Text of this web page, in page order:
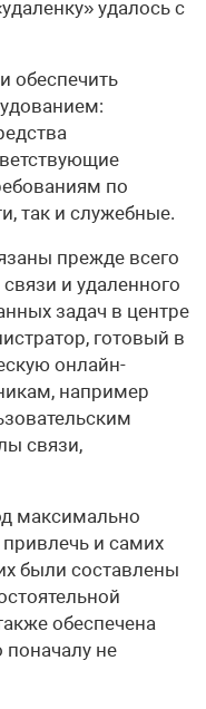
удалось с
обеспечить
по
так и служебные.
прежде всего
и удаленного
задач в центре
готовый в
онлайн-
например
связи,
максимально
и самих
были составлены
обеспечена
поначалу не